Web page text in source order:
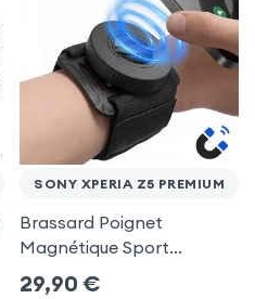
SONY XPERIA Z5 PREMIUM
Brassard Poignet
Magnétique Sport
Universel pour Sony
29,90 €